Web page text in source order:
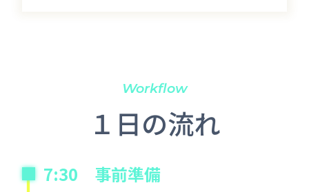
Workflow
１日の流れ
7:30 事前準備